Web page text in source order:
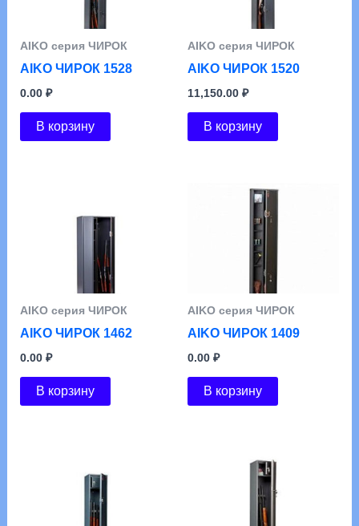
АIKO серия ЧИРОК
AIKO ЧИРОК 1528
0.00 ₽
В корзину
АIKO серия ЧИРОК
AIKO ЧИРОК 1520
11,150.00 ₽
В корзину
АIKO серия ЧИРОК
AIKO ЧИРОК 1462
0.00 ₽
В корзину
АIKO серия ЧИРОК
AIKO ЧИРОК 1409
0.00 ₽
В корзину